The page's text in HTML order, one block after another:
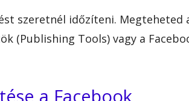
szeretnél időzíteni. Megteheted
(Publishing Tools) vagy a
a Facebook